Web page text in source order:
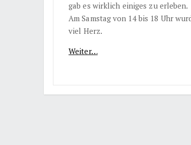
gab es wirklich einiges zu erleben.
Am Samstag von 14 bis 18 Uhr
viel Herz.
Weiter…